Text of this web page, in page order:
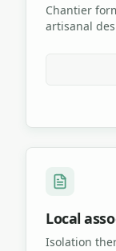
Chantier
artisanal
Local
Isolation